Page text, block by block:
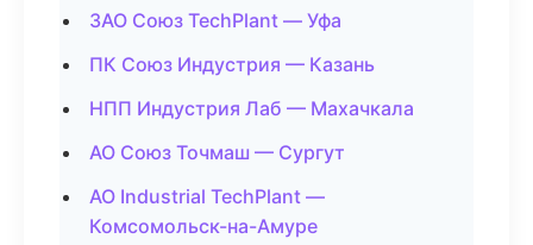
ЗАО Союз TechPlant — Уфа
ПК Союз Индустрия — Казань
НПП Индустрия Лаб — Махачкала
АО Союз Точмаш — Сургут
АО Industrial TechPlant —
Комсомольск-на-Амуре